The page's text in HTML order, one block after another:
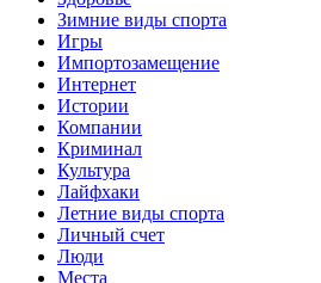
Зимние виды спорта
Игры
Импортозамещение
Интернет
Истории
Компании
Криминал
Культура
Лайфхаки
Летние виды спорта
Личный счет
Люди
Места